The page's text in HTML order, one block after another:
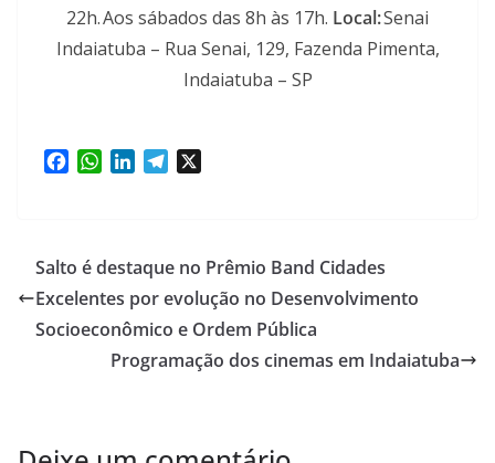
22h. Aos sábados das 8h às 17h. Local:Senai
Indaiatuba – Rua Senai, 129, Fazenda Pimenta,
Indaiatuba – SP
b
o
k
W
s
p
p
e
I
n
g
a
m
Salto é destaque no Prêmio Band Cidades
Excelentes por evolução no Desenvolvimento
Socioeconômico e Ordem Pública
Programação dos cinemas em Indaiatuba